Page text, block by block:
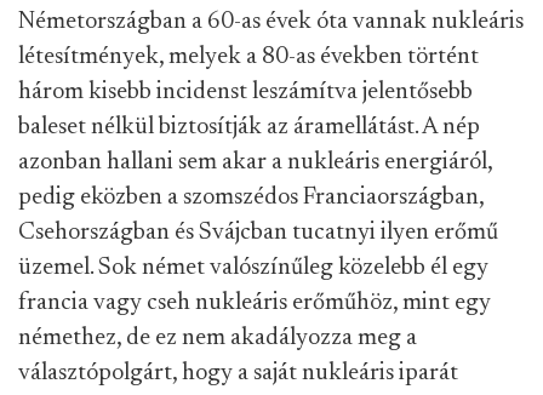
Németországban a 60-as évek óta vannak nukleáris
létesítmények, melyek a 80-as években történt
három kisebb incidenst leszámítva jelentősebb
baleset nélkül biztosítják az áramellátást. A nép
azonban hallani sem akar a nukleáris energiáról,
pedig eközben a szomszédos Franciaországban,
Csehországban és Svájcban tucatnyi ilyen erőmű
üzemel. Sok német valószínűleg közelebb él egy
francia vagy cseh nukleáris erőműhöz, mint egy
némethez, de ez nem akadályozza meg a
választópolgárt, hogy a saját nukleáris iparát